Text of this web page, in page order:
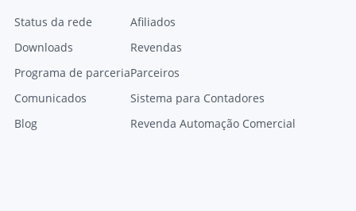
Status da rede
Downloads
Programa de parceria
Comunicados
Blog
Afiliados
Revendas
Parceiros
Sistema para Contadores
Revenda Automação Comercial